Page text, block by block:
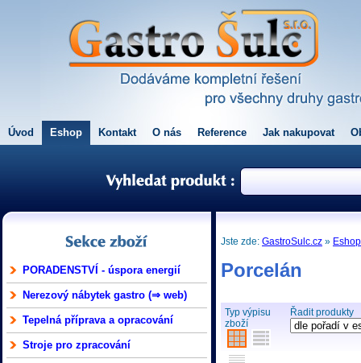
Úvod Eshop Kontakt O nás Reference Jak nakupovat
PORADENSTVÍ - úspora energií
Nerezový nábytek gastro (⇒ web)
Tepelná příprava a opracování
Stroje pro zpracování
Jste zde:GastroSulc.cz » Eshop
Porcelán
Typ výpisu
zboží
Řadit produkty